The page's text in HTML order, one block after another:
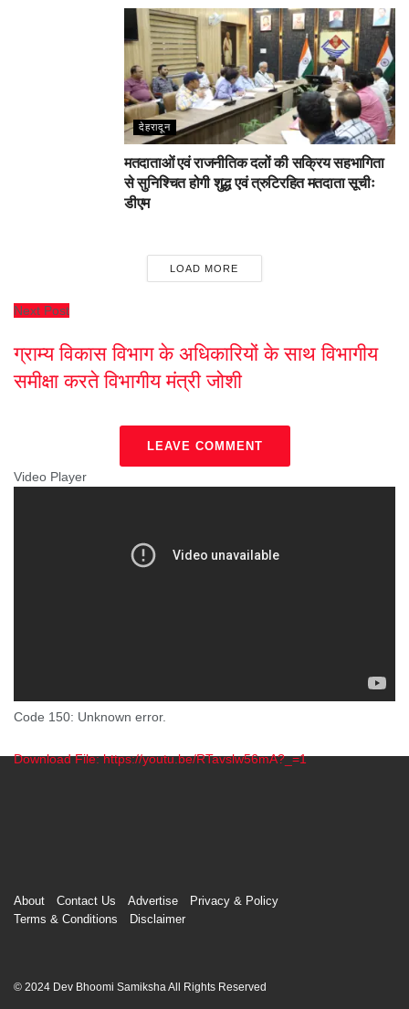
देहरादून
मतदाताओं एवं राजनीतिक दलों की सक्रिय सहभागिता
से सुनिश्चित होगी शुद्ध एवं त्रुटिरहित मतदाता सूचीः
डीएम
LOAD MORE
Next Post
ग्राम्य विकास विभाग के अधिकारियों के साथ विभागीय
समीक्षा करते विभागीय मंत्री जोशी
LEAVE COMMENT
Video Player
Code 150: Unknown error.
Download File: https://youtu.be/RTavslw56mA?_=1
About Contact Us Advertise
Privacy & Policy
Terms & Conditions
Disclaimer
© 2024 Dev Bhoomi Samiksha All Rights Reserved